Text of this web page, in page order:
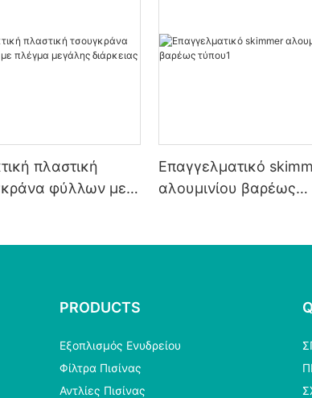
πλαστική
φύλλων με
Επαγγελματικό
αλουμινίου βαρέως
PRODUCTS
Εξοπλισμός Ενυδρείου
Φίλτρα Πισίνας
Αντλίες Πισίνας